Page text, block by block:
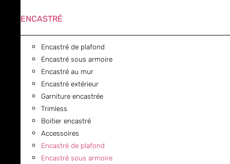
ENCASTRÉ
Encastré de plafond
Encastré sous armoire
Encastré au mur
Encastré extérieur
Garniture encastrée
Trimless
Boitier encastré
Accessoires
Encastré de plafond
Encastré sous armoire